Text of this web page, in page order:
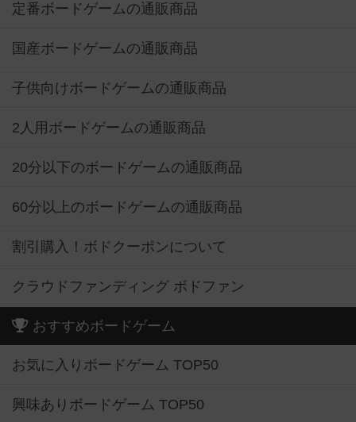
定番ボードゲームの通販商品
国産ボードゲームの通販商品
子供向けボードゲームの通販商品
2人用ボードゲームの通販商品
20分以下のボードゲームの通販商品
60分以上のボードゲームの通販商品
割引購入！ボドクーポンについて
クラウドファンディング ボドファン
おすすめボードゲーム
お気に入りボードゲーム TOP50
興味ありボードゲーム TOP50